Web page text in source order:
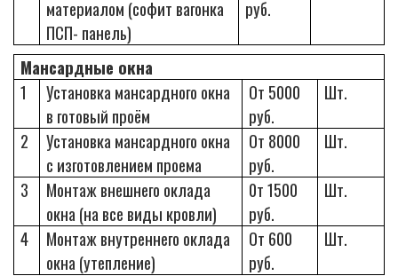
материалом (софит вагонка
ПСП- панель)
руб.
Мансардные окна
1
Установка мансардного окна
в готовый проём
От 5000
руб.
Шт.
2
Установка мансардного окна
с изготовлением проема
От 8000
руб.
Шт.
3
Монтаж внешнего оклада
окна (на все виды кровли)
0т 1500
руб.
Шт.
4
Монтаж внутреннего оклада
окна (утепление)
От 600
руб.
Шт.